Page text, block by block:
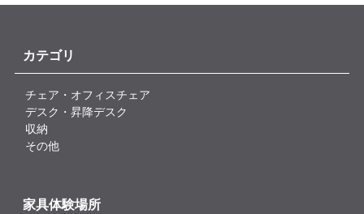
カテゴリ
チェア・オフィスチェア
デスク・昇降デスク
収納
その他
家具体験場所